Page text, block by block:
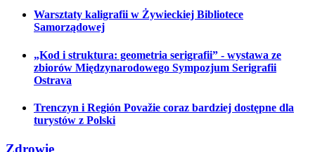
Warsztaty kaligrafii w Żywieckiej Bibliotece
Samorządowej
„Kod i struktura: geometria serigrafii” - wystawa ze
zbiorów Międzynarodowego Sympozjum Serigrafii
Ostrava
Trenczyn i Región Považie coraz bardziej dostępne dla
turystów z Polski
Zdrowie